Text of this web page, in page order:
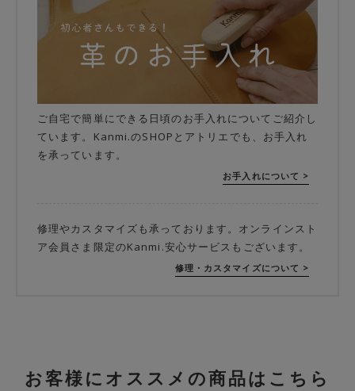
ご自宅で簡単にできる日頃のお手入れについてご紹介し
ています。Kanmi.のSHOPとアトリエでも、お手入れ
を承っています。
お手入れについて >
修理やカスタマイズも承っております。オンラインスト
ア会員さま限定のKanmi.安心サービスもございます。
修理・カスタマイズについて >
お客様にオススメの商品はこちら